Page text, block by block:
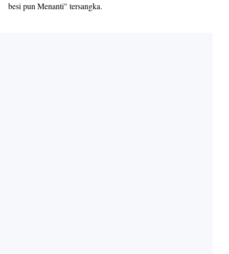
besi pun Menanti" tersangka.